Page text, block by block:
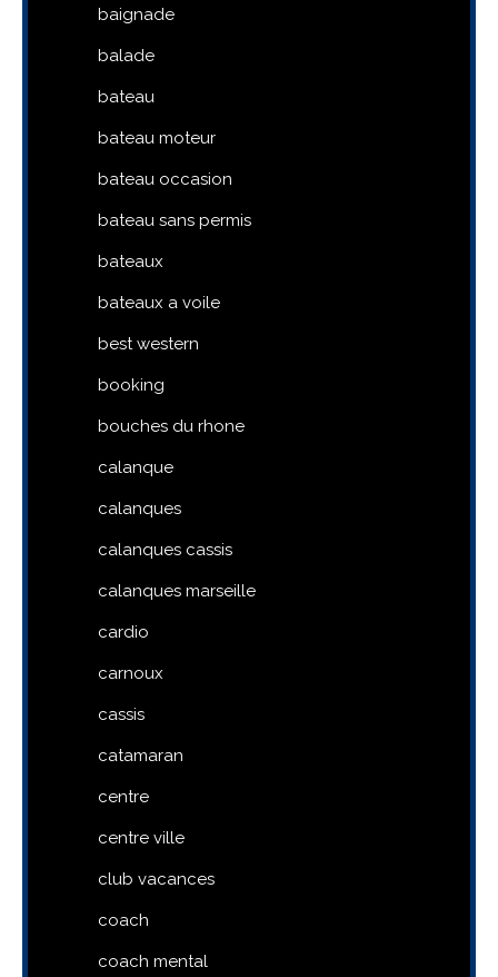
baignade
balade
bateau
bateau moteur
bateau occasion
bateau sans permis
bateaux
bateaux a voile
best western
booking
bouches du rhone
calanque
calanques
calanques cassis
calanques marseille
cardio
carnoux
cassis
catamaran
centre
centre ville
club vacances
coach
coach mental